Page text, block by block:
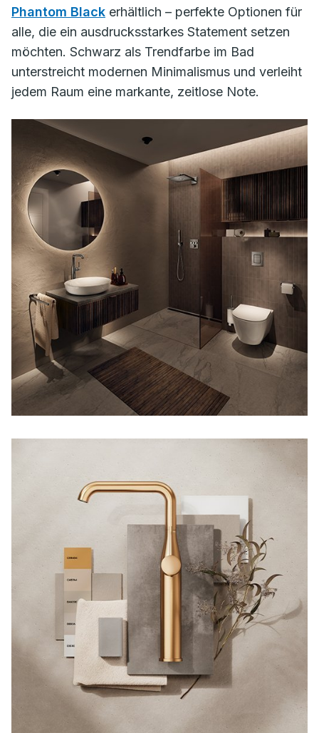
Phantom Black erhältlich – perfekte Optionen für
alle, die ein ausdrucksstarkes Statement setzen
möchten. Schwarz als Trendfarbe im Bad
unterstreicht modernen Minimalismus und verleiht
jedem Raum eine markante, zeitlose Note.